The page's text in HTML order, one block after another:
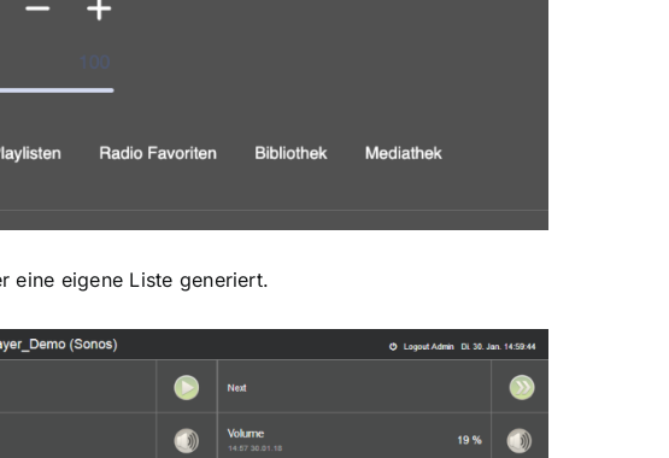
eine eigene Liste generiert.